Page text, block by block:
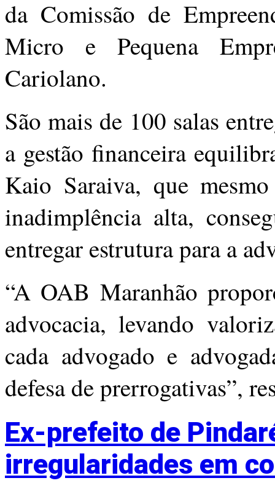
da Comissão de
Micro e Pequena
Cariolano.
São mais de 100 salas
a gestão financeira
Kaio Saraiva, que
inadimplência alta,
entregar estrutura para a
“A OAB Maranhão
advocacia, levando
cada advogado e
defesa de prerrogativas”,
Ex-prefeito de
irregularidades em